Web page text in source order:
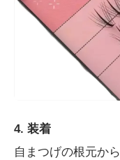
4. 装着
自まつげの根元か